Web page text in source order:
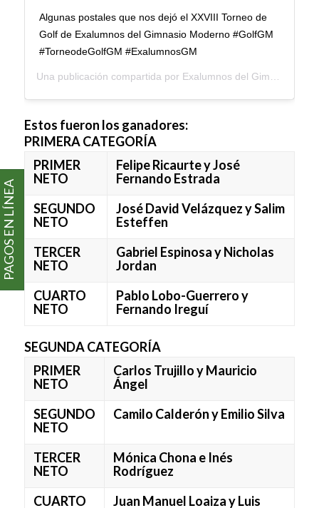
Algunas postales que nos dejó el XXVIII Torneo de
Golf de Exalumnos del Gimnasio Moderno #GolfGM
#TorneodeGolfGM #ExalumnosGM
Una publicación compartida por Exalumnos del Gimnasio Moderno
Estos fueron los ganadores:
PRIMERA CATEGORÍA
PRIMER
NETO
Felipe Ricaurte y José
Fernando Estrada
SEGUNDO
NETO
José David Velázquez y Salim
Esteffen
TERCER
NETO
Gabriel Espinosa y Nicholas
Jordan
CUARTO
NETO
Pablo Lobo-Guerrero y
Fernando Ireguí
SEGUNDA CATEGORÍA
PRIMER
NETO
Carlos Trujillo y Mauricio
Ángel
SEGUNDO
NETO
Camilo Calderón y Emilio Silva
TERCER
NETO
Mónica Chona e Inés
Rodríguez
CUARTO
Juan Manuel Loaiza y Luis
PAGOS EN LÍNEA